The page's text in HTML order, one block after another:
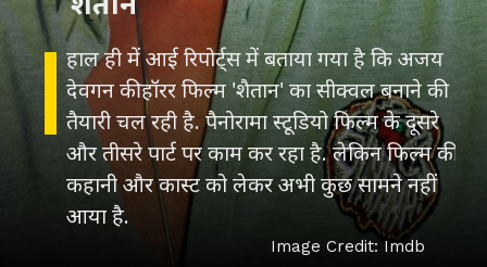
हाल ही में आई रिपोर्ट्स में बताया गया है कि अजय
देवगन की हॉरर फिल्म 'शैतान' का सीक्वल बनाने की
तैयारी चल रही है. पैनोरामा स्टूडियो फिल्म के दूसरे
और तीसरे पार्ट पर काम कर रहा है. लेकिन फिल्म की
कहानी और कास्ट को लेकर अभी कुछ सामने नहीं
आया है.
Image Credit: Imdb